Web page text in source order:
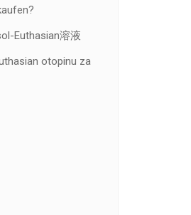
Euthasian溶液
otopinu za